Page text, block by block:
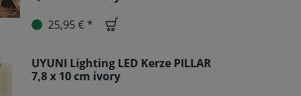
25,95 € *
UYUNI Lighting LED Kerze PILLAR
7,8 x 10 cm ivory